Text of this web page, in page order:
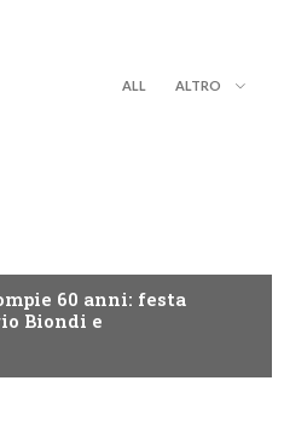
ALL ALTRO
60 anni: festa
Biondi e